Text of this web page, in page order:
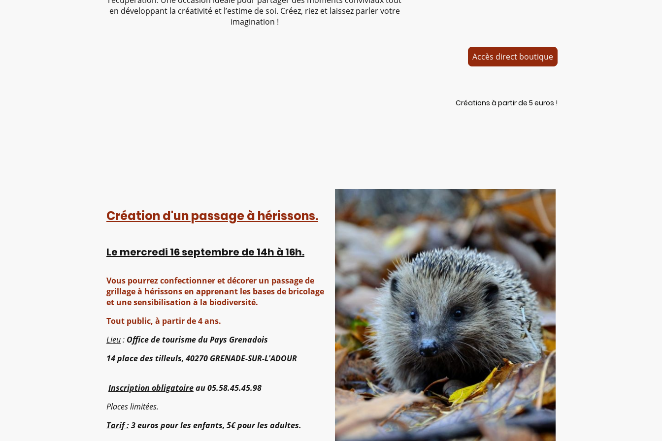
en développant la créativité et l’estime de soi. Créez, riez et laissez parler votre
imagination !
Accès direct boutique
Créations à partir de 5 euros !
Création d'un passage à hérissons.
Le mercredi 16 septembre de 14h à 16h.
Vous pourrez confectionner et décorer un passage de
grillage à hérissons en apprenant les bases de bricolage
et une sensibilisation à la biodiversité.
Tout public, à partir de 4 ans.
Lieu: Office de tourisme du Pays Grenadois
14 place des tilleuls, 40270 GRENADE-SUR-L'ADOUR
Inscription obligatoireau 05.58.45.45.98
Places limitées.
Tarif :3 euros pour les enfants, 5€ pour les adultes.